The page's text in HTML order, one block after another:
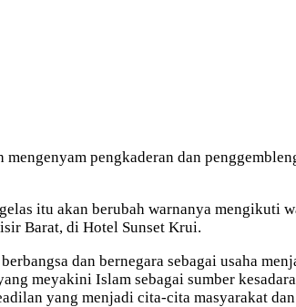
pengkaderan dan
itu akan berubah warnanya mengikuti
Barat, di Hotel Sunset Krui.
dan bernegara sebagai usaha
meyakini Islam sebagai sumber
yang menjadi cita-cita masyarakat